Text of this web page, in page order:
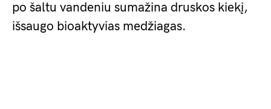
po šaltu vandeniu sumažina druskos kiekį,
išsaugo bioaktyvias medžiagas.